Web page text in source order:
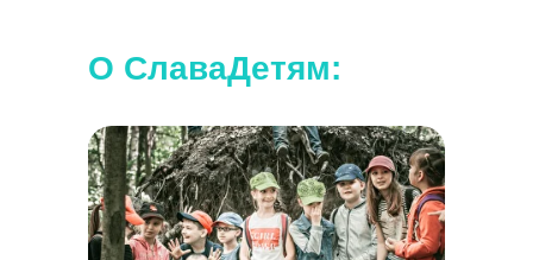
О СлаваДетям: